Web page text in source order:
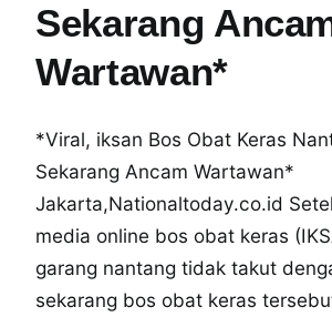
Sekarang
Wartawan*
*Viral, iksan Bos Obat Keras
Sekarang Ancam Wartawan*
Jakarta,Nationaltoday.co.id
media online bos obat keras
garang nantang tidak takut
sekarang bos obat keras